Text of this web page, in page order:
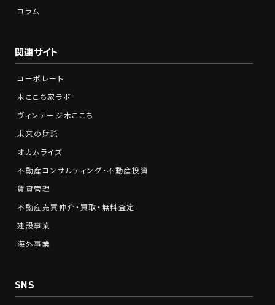
コラム
関連サイト
コーポレート
木ここち家ラボ
ヴィンテージ木ここち
未来の財託
オカムライズ
不動産コンサルティング・不動産投資
賃貸管理
不動産売買仲介・買取・無料査定
建設事業
海外事業
SNS